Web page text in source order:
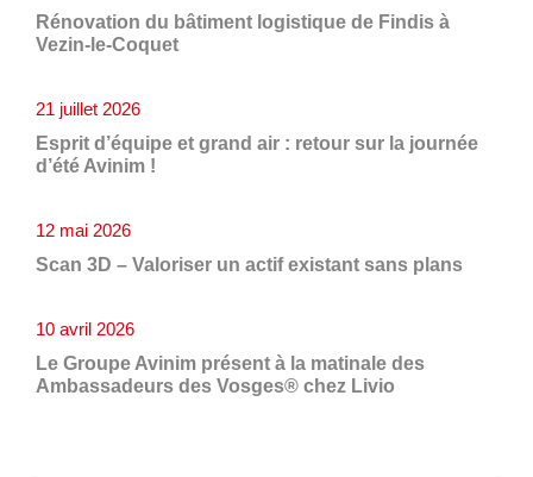
Rénovation du bâtiment logistique de Findis à
Vezin-le-Coquet
Esprit d’équipe et grand air : retour sur la journée
d’été Avinim !
21 juillet 2026
Scan 3D – Valoriser un actif existant sans plans
12 mai 2026
Le Groupe Avinim présent à la matinale des
Ambassadeurs des Vosges® chez Livio
10 avril 2026